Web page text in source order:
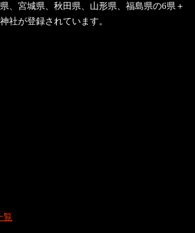
、宮城県、秋田県、山形県、福島県の6県＋
社が登録されています。
覧